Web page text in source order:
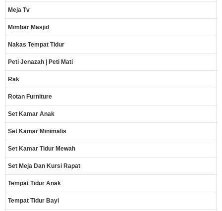
Meja Tv
Mimbar Masjid
Nakas Tempat Tidur
Peti Jenazah | Peti Mati
Rak
Rotan Furniture
Set Kamar Anak
Set Kamar Minimalis
Set Kamar Tidur Mewah
Set Meja Dan Kursi Rapat
Tempat Tidur Anak
Tempat Tidur Bayi